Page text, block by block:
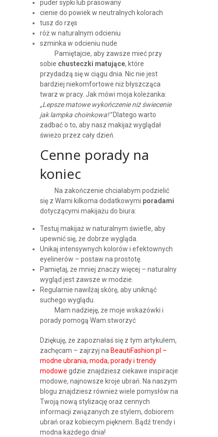
puder sypki lub prasowany
cienie do powiek w neutralnych kolorach
tusz do rzęs
róż w naturalnym odcieniu
szminka w odcieniu nude
Pamiętajcie, aby zawsze mieć przy
sobie chusteczki matujące, które
przydadzą się w ciągu dnia. Nic nie jest
bardziej niekomfortowe niż błyszcząca
twarz w pracy. Jak mówi moja koleżanka:
„Lepsze matowe wykończenie niż świecenie
jak lampka choinkowa!”Dlatego warto
zadbać o to, aby nasz makijaż wyglądał
świeżo przez cały dzień.
Cenne porady na
koniec
Na zakończenie chciałabym podzielić
się z Wami kilkoma dodatkowymi poradami
dotyczącymi makijażu do biura:
Testuj makijaż w naturalnym świetle, aby
upewnić się, że dobrze wygląda.
Unikaj intensywnych kolorów i efektownych
eyelinerów – postaw na prostotę.
Pamiętaj, że mniej znaczy więcej – naturalny
wygląd jest zawsze w modzie.
Regularnie nawilżaj skórę, aby uniknąć
suchego wyglądu.
Mam nadzieję, że moje wskazówki i
porady pomogą Wam stworzyć
Dziękuję, że zapoznałaś się z tym artykułem,
zachęcam – zajrzyj na BeautiFashion.pl –
modne ubrania, moda, porady i trendy
modowe gdzie znajdziesz ciekawe inspiracje
modowe, najnowsze kroje ubrań. Na naszym
blogu znajdziesz również wiele pomysłów na
Twoją nową stylizację oraz cennych
informacji związanych ze stylem, dobiorem
ubrań oraz kobiecym pięknem. Bądź trendy i
modna każdego dnia!